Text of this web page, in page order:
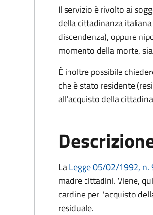
Il servizio è rivolto ai
della cittadinanza
discendenza), oppure
momento della morte,
È inoltre possibile
che è stato residente
all'acquisto della
LaLegge 05/02/1992, n.
madre cittadini. Viene,
cardine per l'acquisto
residuale.